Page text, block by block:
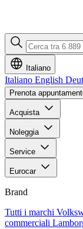
Italiano
Italiano English
Prenota
Acquista
Noleggia
Service
Eurocar
Brand
Tutti i marchi
commerciali